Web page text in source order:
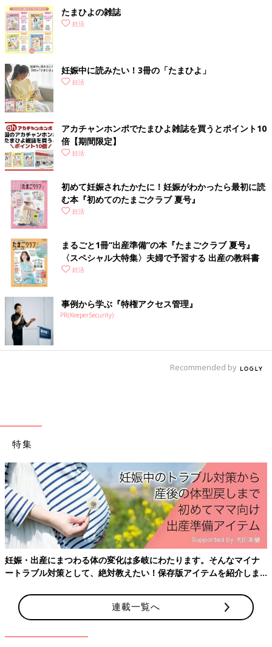
え？半分寝ながら測定とかしてたから？
と、呑気に構えてひとまず生理日から逆算したり、体温計の排卵
日お知らせマークを頼りに続けていました。
そんなゆるーい妊活を続けて1年。
目標にしていた年齢になり、ゆるい妊活に焦りを感じ始めまし
た。
次回へと続く・・・
→【アラサー妊活】全話の一覧はこちら
[kiwaco]
約2年の妊活を経て2016年10月5日に男の子を出産。
す。
一覧
次の話
[アラサー妊活#2]あっ
という間に1年経過!?い
ざ産婦人科へ
たまひよの雑誌
妊活
妊娠中に読みたい！3冊の「たまひよ」
妊活
アカチャンホンポでたまひよ雑誌を買うとポイント10
倍【期間限定】
妊活
初めて妊娠されたかたに！妊娠がわかったら最初に読
む本『初めてのたまごクラブ 夏号』
妊活
まるごと1冊“出産準備”の本『たまごクラブ 夏号』
〈スペシャル大特集〉夫婦で予習する 出産の教科書
妊活
事例から学ぶ『特権アクセス管理』
PR(KeeperSecurity)
Recommended by
特集
妊娠・出産にまつわる体の変化は多岐にわたります。そんなマイナ
ートラブル対策として、絶対教えたい！保存版アイテムを紹介しま
連載一覧へ